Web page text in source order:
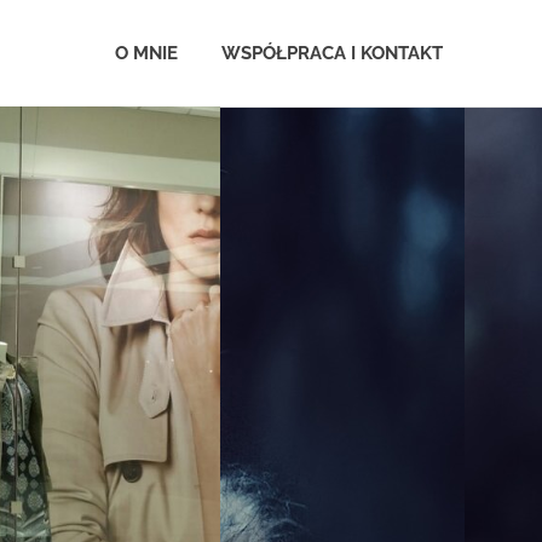
O MNIE WSPÓŁPRACA I KONTAKT